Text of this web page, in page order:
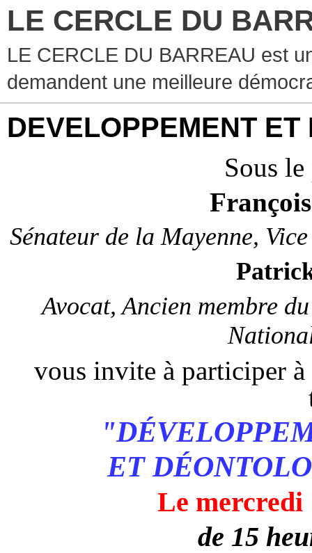
LE CERCLE DU
LE CERCLE DU BARREAU est
demandent une meilleure
DEVELOPPEMENT ET
Sous
Sénateur de la Mayenne,
Avocat, Ancien membre
vous invite à participer
ET
Le mercredi
de 15